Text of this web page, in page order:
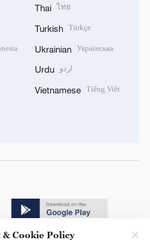
Thai ไทย
Turkish Türkçe
Ukrainian Українська
Urdu اردو
Vietnamese Tiếng Việt
Cookie Policy